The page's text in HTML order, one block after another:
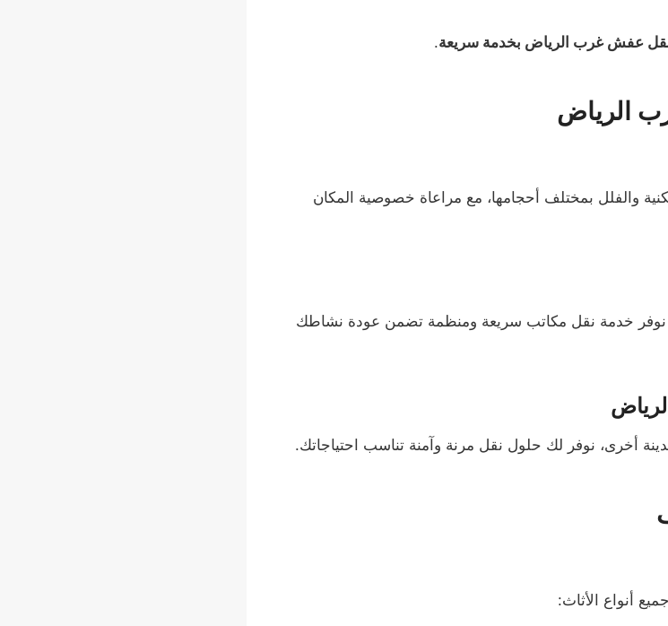
عفش غرب الرياض بخدمة سريعة.
الرياض
والفلل بمختلف أحجامها، مع مراعاة خصوصية المكان
نوفر خدمة نقل مكاتب سريعة ومنظمة تضمن عودة نشاطك
أخرى، نوفر لك حلول نقل مرنة وآمنة تناسب احتياجاتك.
أنواع الأثاث: